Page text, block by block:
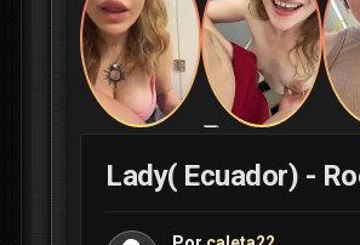
Lady( Ecuador) -